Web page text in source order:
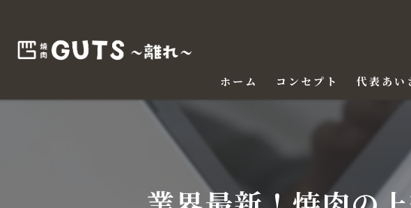
ホーム コンセプト 代表あい